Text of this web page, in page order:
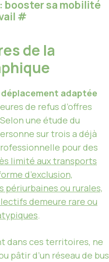
booster sa mobilité
#
de la
adaptée
de refus d’offres
une étude du
sur trois a déjà
pour des
limité aux transports
d’exclusion,
périurbaines ou rurales,
demeure rare ou
.
dans ces territoires, ne
pâtir d’un réseau de bus